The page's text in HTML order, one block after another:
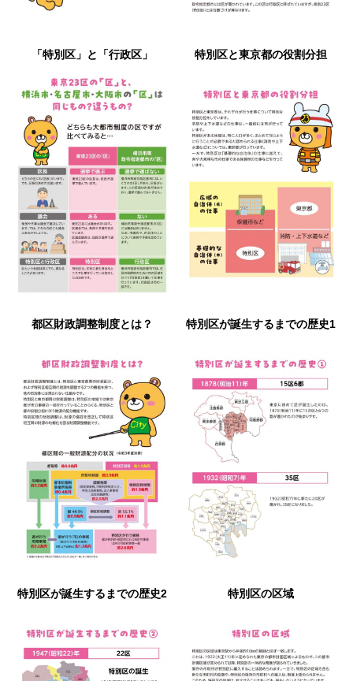
「特別区」と「行政区」 特別区と東京都の役割分担
都区財政調整制度とは？ 特別区が誕生するまでの歴史1
特別区が誕生するまでの歴史2 特別区の区域